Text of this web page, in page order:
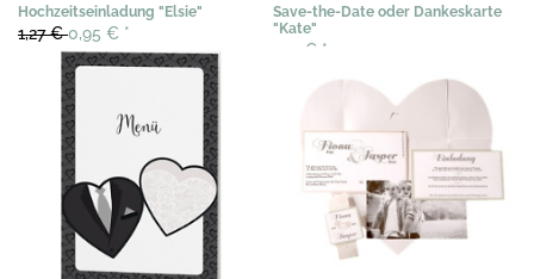
Hochzeitseinladung "Elsie"
1,27 €0,95 € *
Save-the-Date oder Dankeskarte
"Kate"
1,12 € *